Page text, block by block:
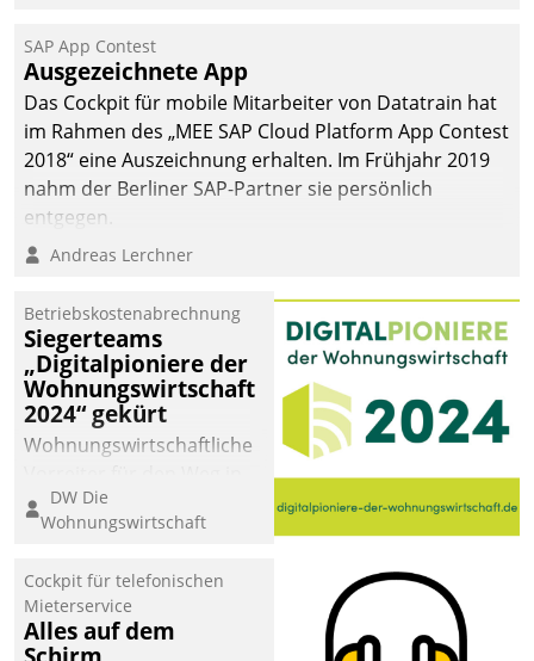
SAP App Contest
Ausgezeichnete App
Das Cockpit für mobile Mitarbeiter von Datatrain hat
im Rahmen des „MEE SAP Cloud Platform App Contest
2018“ eine Auszeichnung erhalten. Im Frühjahr 2019
nahm der Berliner SAP-Partner sie persönlich
entgegen.
Andreas Lerchner
Betriebskostenabrechnung
Siegerteams
„Digitalpioniere der
Wohnungswirtschaft
2024“ gekürt
Wohnungswirtschaftliche
eine digitale Zukunft zu
finden, ist das Ziel des
der
Wohnungswirtschaft“.
Bewerben können sich
DW Die
Wohnungswirtschaft
Cockpit für telefonischen
Mieterservice
Alles auf dem